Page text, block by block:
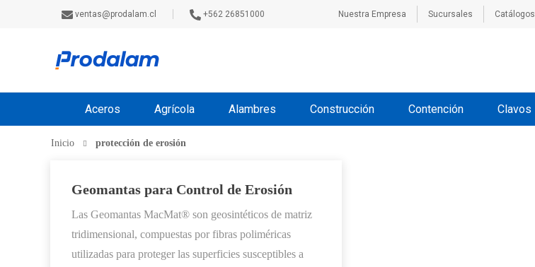
ventas@prodalam.cl +562 26851000 Nuestra Empresa Sucursales Catálogos
Aceros Agrícola Alambres Construcción Contención Clavos
Inicio protección de erosión
Geomantas para Control de Erosión
Las Geomantas MacMat® son geosintéticos de matriz
tridimensional, compuestas por fibras poliméricas
utilizadas para proteger las superficies susceptibles a